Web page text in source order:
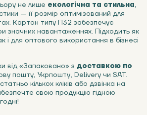
не лише екологічна та стильна,
— її розмір оптимізований для
Картон типу П32 забезпечує
значних навантаженнях. Підходить як
і для оптового використання в бізнесі
від «Запаковано» з доставкою по
пошту, Укрпошту, Delivery чи SAT.
кількох кліків або дзвінка на
свою продукцію гідною